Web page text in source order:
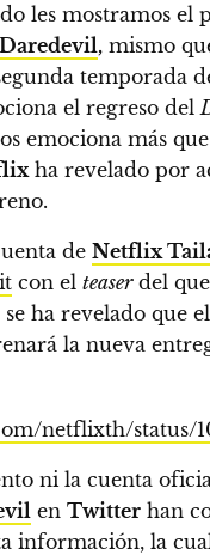
les mostramos el
Daredevil, mismo
temporada
el regreso del
emociona más que
ha revelado por
de Netflix
con el teaserdel
se ha revelado que
la nueva
netflixth/status/
ni la cuenta
en Twitter han
información, la